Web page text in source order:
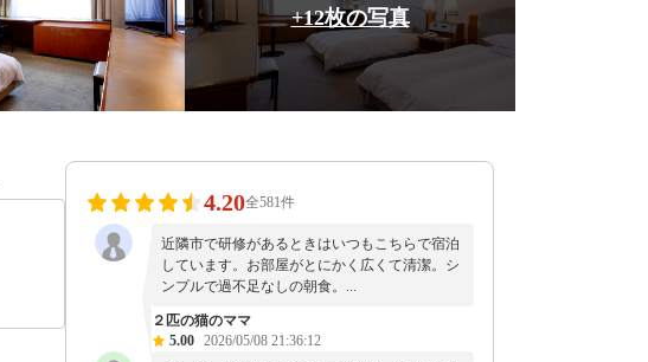
+12枚の写真
4.20全581件
近隣市で研修があるときはいつもこちらで宿泊
しています。お部屋がとにかく広くて清潔。シ
ンプルで過不足なしの朝食。...
２匹の猫のママ
5.00 2026/05/08 21:36:12